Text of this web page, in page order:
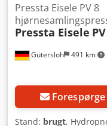
Gütersloh 491 km
Pressta Eisele PV 8
Pressta Eisele
Forespørge
Stand: brugt,